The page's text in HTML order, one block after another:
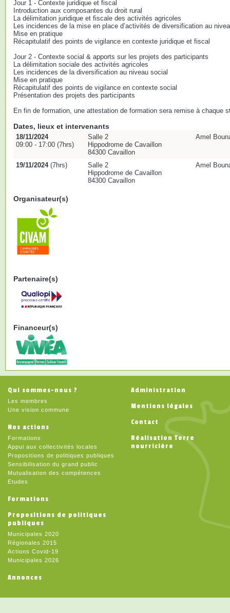
Jour 1 - Contexte juridique et fiscal
Introduction aux composantes du droit rural
La délimitation juridique et fiscale des activités agricoles
Les incidences de la mise en place d’activités de diversification au
Mise en pratique
Récapitulatif des points de vigilance en contexte juridique et fiscal
Jour 2 - Contexte social & apports sur les projets des participants
La délimitation sociale des activités agricoles
Les incidences de la diversification au niveau social
Mise en pratique
Récapitulatif des points de vigilance en contexte social
Présentation des projets des participants
En fin de formation, une attestation de formation sera remise à chaque
Dates, lieux et intervenants
18/11/2024
09:00 - 17:00 (7hrs)
Salle 2
Hippodrome de Cavaillon
84300 Cavaillon
Amel
19/11/2024(7hrs)
Salle 2
Hippodrome de Cavaillon
84300 Cavaillon
Amel
Organisateur(s)
Partenaire(s)
Financeur(s)
Qui sommes-nous ?
Les membres
Une vision commune
Nos actions
Formations
Appui aux collectivités locales
Propositions de politiques publiques
Sensibilisation du grand public
Mutualisation des compétences
Etudes
Formations
Propositions de politiques
publiques
Municipales 2020
Régionales 2015
Actions Covid-19
Municipales 2026
Annonces
Administration
Mentions légales
Contact
Réalisation Terre
nourricière